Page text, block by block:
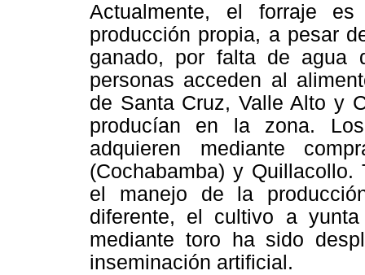
Actualmente, el forraje
producción propia, a pesar
ganado, por falta de agua
personas acceden al
de Santa Cruz, Valle Alto y
producían en la zona.
adquieren mediante
(Cochabamba) y
el manejo de la
diferente, el cultivo a
mediante toro ha sido
inseminación artificial.